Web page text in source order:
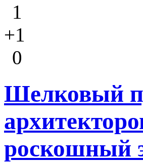
1
+1
0
Шелковый
роскошный